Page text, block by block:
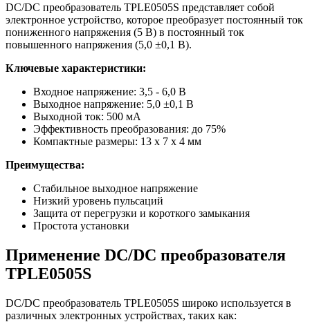
DC/DC преобразователь TPLE0505S представляет собой
электронное устройство, которое преобразует постоянный ток
пониженного напряжения (5 В) в постоянный ток
повышенного напряжения (5,0 ±0,1 В).
Ключевые характеристики:
Входное напряжение: 3,5 - 6,0 В
Выходное напряжение: 5,0 ±0,1 В
Выходной ток: 500 мА
Эффективность преобразования: до 75%
Компактные размеры: 13 x 7 x 4 мм
Преимущества:
Стабильное выходное напряжение
Низкий уровень пульсаций
Защита от перегрузки и короткого замыкания
Простота установки
Применение DC/DC преобразователя
TPLE0505S
DC/DC преобразователь TPLE0505S широко используется в
различных электронных устройствах, таких как: